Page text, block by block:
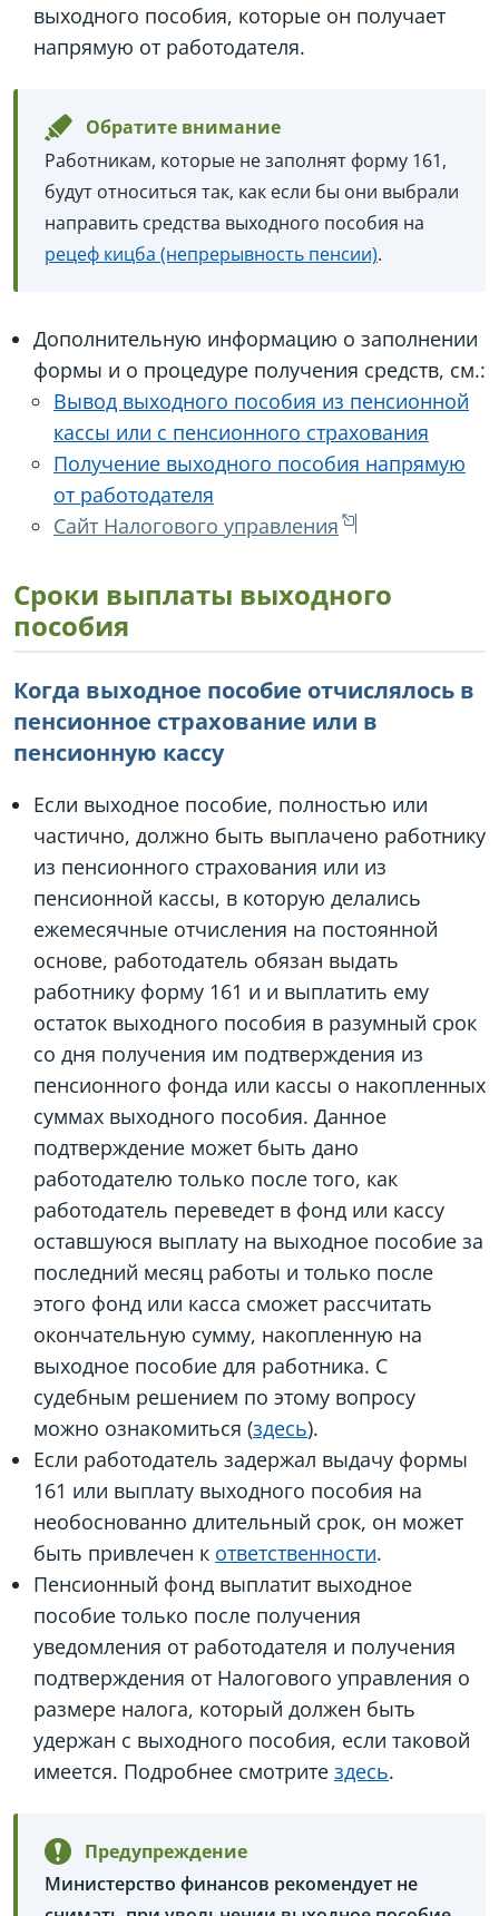
выходного пособия, которые он получает
напрямую от работодателя.
Обратите внимание
Работникам, которые не заполнят форму 161,
будут относиться так, как если бы они выбрали
направить средства выходного пособия на
рецеф кицба (непрерывность пенсии).
Дополнительную информацию о заполнении
формы и о процедуре получения средств, см.:
Вывод выходного пособия из пенсионной
кассы или с пенсионного страхования
Получение выходного пособия напрямую
от работодателя
Сайт Налогового управления
Сроки выплаты выходного
пособия
Когда выходное пособие отчислялось в
пенсионное страхование или в
пенсионную кассу
Если выходное пособие, полностью или
частично, должно быть выплачено работнику
из пенсионного страхования или из
пенсионной кассы, в которую делались
ежемесячные отчисления на постоянной
основе, работодатель обязан выдать
работнику форму 161 и и выплатить ему
остаток выходного пособия в разумный срок
со дня получения им подтверждения из
пенсионного фонда или кассы о накопленных
суммах выходного пособия. Данное
подтверждение может быть дано
работодателю только после того, как
работодатель переведет в фонд или кассу
оставшуюся выплату на выходное пособие за
последний месяц работы и только после
этого фонд или касса сможет рассчитать
окончательную сумму, накопленную на
выходное пособие для работника. С
судебным решением по этому вопросу
можно ознакомиться (здесь).
Если работодатель задержал выдачу формы
161 или выплату выходного пособия на
необоснованно длительный срок, он может
быть привлечен к ответственности.
Пенсионный фонд выплатит выходное
пособие только после получения
уведомления от работодателя и получения
подтверждения от Налогового управления о
размере налога, который должен быть
удержан с выходного пособия, если таковой
имеется. Подробнее смотрите здесь.
Предупреждение
Министерство финансов рекомендует не